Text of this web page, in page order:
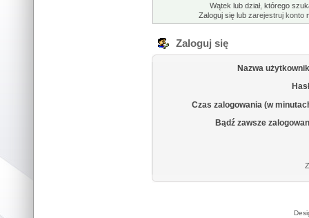
Wątek lub dział, którego
Zaloguj się lub zarejestruj konto
Zaloguj się
Nazwa
Czas zalogowania (w
Bądź zawsze